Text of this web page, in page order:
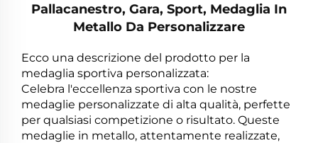
Pallacanestro, Gara, Sport, Medaglia In
Metallo Da Personalizzare
Ecco una descrizione del prodotto per la
medaglia sportiva personalizzata:
Celebra l'eccellenza sportiva con le nostre
medaglie personalizzate di alta qualità, perfette
per qualsiasi competizione o risultato. Queste
medaglie in metallo, attentamente realizzate,